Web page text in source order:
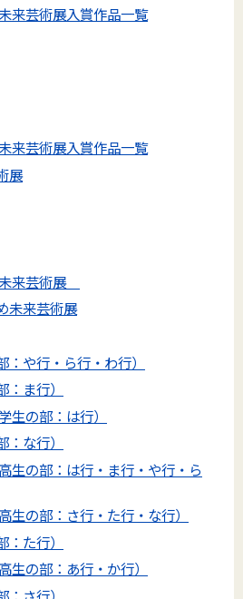
来芸術展入賞作品一覧
来芸術展入賞作品一覧
展
来芸術展
未来芸術展
や行・ら行・わ行）
ま行）
生の部：は行）
な行）
生の部：は行・ま行・や行・ら
生の部：さ行・た行・な行）
た行）
生の部：あ行・か行）